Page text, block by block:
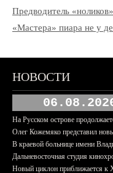
Предводитель «ноликов»
«Мастера» пиара не у
НОВОСТИ
На Русском острове
Олег Кожемяко представил
В краевой больнице имени
Дальневосточная студия
Новый циклон приближается к